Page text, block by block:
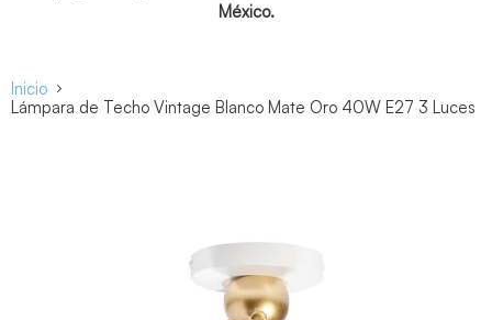
México.
Inicio
Lámpara de Techo Vintage Blanco Mate Oro 40W E27 3 Luces